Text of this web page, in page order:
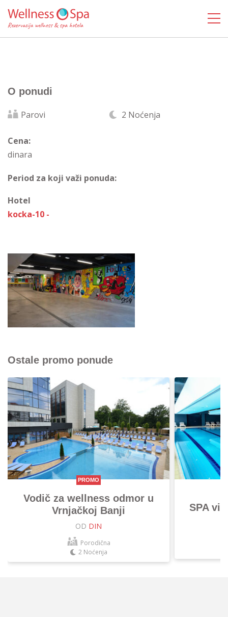
O ponudi
Parovi 2 Noćenja
Cena:
dinara
Period za koji važi ponuda:
Hotel
kocka-10 -
Ostale promo ponude
PROMO
Vodič za wellness odmor u
Vrnjačkoj Banji
OD DIN
Porodična
2 Noćenja
SPA